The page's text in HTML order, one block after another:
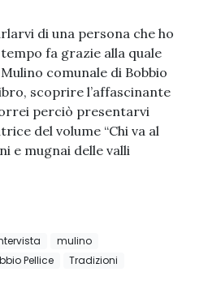
di una persona che ho
fa grazie alla quale
comunale di Bobbio
scoprire l’affascinante
perciò presentarvi
del volume “Chi va al
e mugnai delle valli
mulino
Pellice
Tradizioni